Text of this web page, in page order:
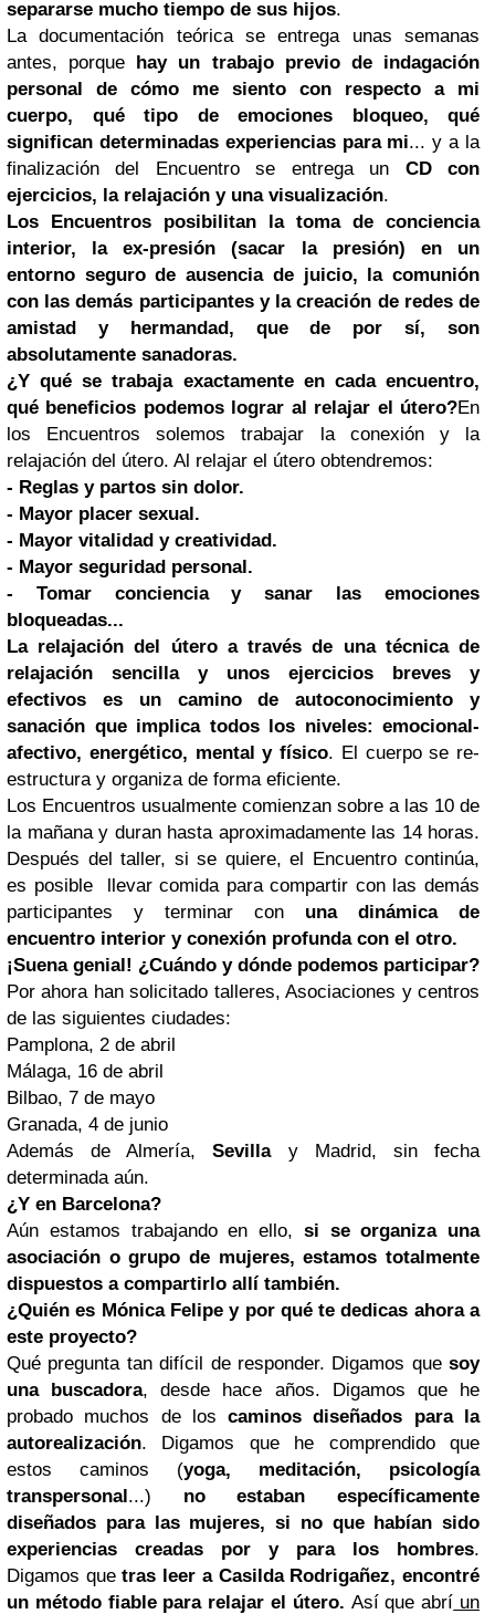
separarse mucho tiempo de sus hijos.
La documentación teórica se entrega unas semanas
antes, porque hay un trabajo previo de indagación
personal de cómo me siento con respecto a mi
cuerpo, qué tipo de emociones bloqueo, qué
significan determinadas experiencias para mi... y a la
finalización del Encuentro se entrega un CD con
ejercicios, la relajación y una visualización.
Los Encuentros posibilitan la toma de conciencia
interior, la ex-presión (sacar la presión) en un
entorno seguro de ausencia de juicio, la comunión
con las demás participantes y la creación de redes de
amistad y hermandad, que de por sí, son
absolutamente sanadoras.
¿Y qué se trabaja exactamente en cada encuentro,
qué beneficios podemos lograr al relajar el útero?En
los Encuentros solemos trabajar la conexión y la
relajación del útero. Al relajar el útero obtendremos:
- Reglas y partos sin dolor.
- Mayor placer sexual.
- Mayor vitalidad y creatividad.
- Mayor seguridad personal.
- Tomar conciencia y sanar las emociones
bloqueadas...
La relajación del útero a través de una técnica de
relajación sencilla y unos ejercicios breves y
efectivos es un camino de autoconocimiento y
sanación que implica todos los niveles: emocional-
afectivo, energético, mental y físico. El cuerpo se re-
estructura y organiza de forma eficiente.
Los Encuentros usualmente comienzan sobre a las 10 de
la mañana y duran hasta aproximadamente las 14 horas.
Después del taller, si se quiere, el Encuentro continúa,
es posible llevar comida para compartir con las demás
participantes y terminar con una dinámica de
encuentro interior y conexión profunda con el otro.
¡Suena genial! ¿Cuándo y dónde podemos participar?
Por ahora han solicitado talleres, Asociaciones y centros
de las siguientes ciudades:
Pamplona, 2 de abril
Málaga, 16 de abril
Bilbao, 7 de mayo
Granada, 4 de junio
Además de Almería,Sevillay Madrid, sin fecha
determinada aún.
¿Y en Barcelona?
Aún estamos trabajando en ello, si se organiza una
asociación o grupo de mujeres, estamos totalmente
dispuestos a compartirlo allí también.
¿Quién es Mónica Felipe y por qué te dedicas ahora a
este proyecto?
Qué pregunta tan difícil de responder. Digamos que soy
una buscadora, desde hace años. Digamos que he
probado muchos de loscaminos diseñados para la
autorealización. Digamos que he comprendido que
estos caminos (yoga, meditación, psicología
transpersonal...) no estaban específicamente
diseñados para las mujeres, si no que habían sido
experiencias creadas por y para los hombres.
Digamos quetras leer a Casilda Rodrigañez, encontré
un método fiable para relajar el útero. Así que abrí un